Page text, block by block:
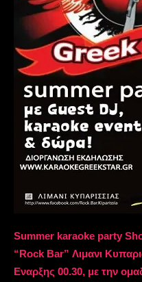
Summer karaoke party
“Rock Bar” Λιμανι
Εναρξης 00.30, με την